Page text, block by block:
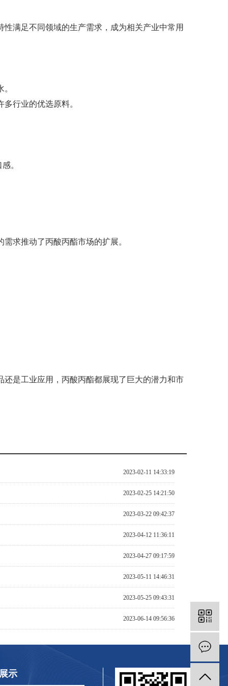
满足不同领域的生产需求，成为相关产业中常用
行业的优选原料。
。
求推动了丙酸丙酯市场的扩展。
是工业应用，丙酸丙酯都展现了巨大的潜力和市
2023-02-11 14:33:19
2023-02-25 14:21:50
2023-03-22 09:42:37
2023-04-12 11:36:11
2023-04-27 09:17:59
2023-05-11 14:46:31
2023-05-25 09:43:31
2023-06-14 09:56:36
示